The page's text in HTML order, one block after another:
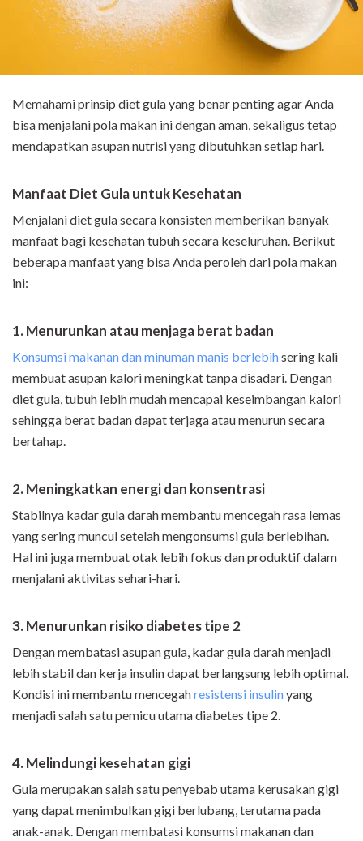
Memahami prinsip diet gula yang benar penting agar Anda
bisa menjalani pola makan ini dengan aman, sekaligus tetap
mendapatkan asupan nutrisi yang dibutuhkan setiap hari.
Manfaat Diet Gula untuk Kesehatan
Menjalani diet gula secara konsisten memberikan banyak
manfaat bagi kesehatan tubuh secara keseluruhan. Berikut
beberapa manfaat yang bisa Anda peroleh dari pola makan
ini:
1. Menurunkan atau menjaga berat badan
Konsumsi makanan dan minuman manis berlebihsering kali
membuat asupan kalori meningkat tanpa disadari. Dengan
diet gula, tubuh lebih mudah mencapai keseimbangan kalori
sehingga berat badan dapat terjaga atau menurun secara
bertahap.
2. Meningkatkan energi dan konsentrasi
Stabilnya kadar gula darah membantu mencegah rasa lemas
yang sering muncul setelah mengonsumsi gula berlebihan.
Hal ini juga membuat otak lebih fokus dan produktif dalam
menjalani aktivitas sehari-hari.
3. Menurunkan risiko diabetes tipe 2
Dengan membatasi asupan gula, kadar gula darah menjadi
lebih stabil dan kerja insulin dapat berlangsung lebih optimal.
Kondisi ini membantu mencegahresistensi insulinyang
menjadi salah satu pemicu utama diabetes tipe 2.
4. Melindungi kesehatan gigi
Gula merupakan salah satu penyebab utama kerusakan gigi
yang dapat menimbulkan gigi berlubang, terutama pada
anak-anak. Dengan membatasi konsumsi makanan dan